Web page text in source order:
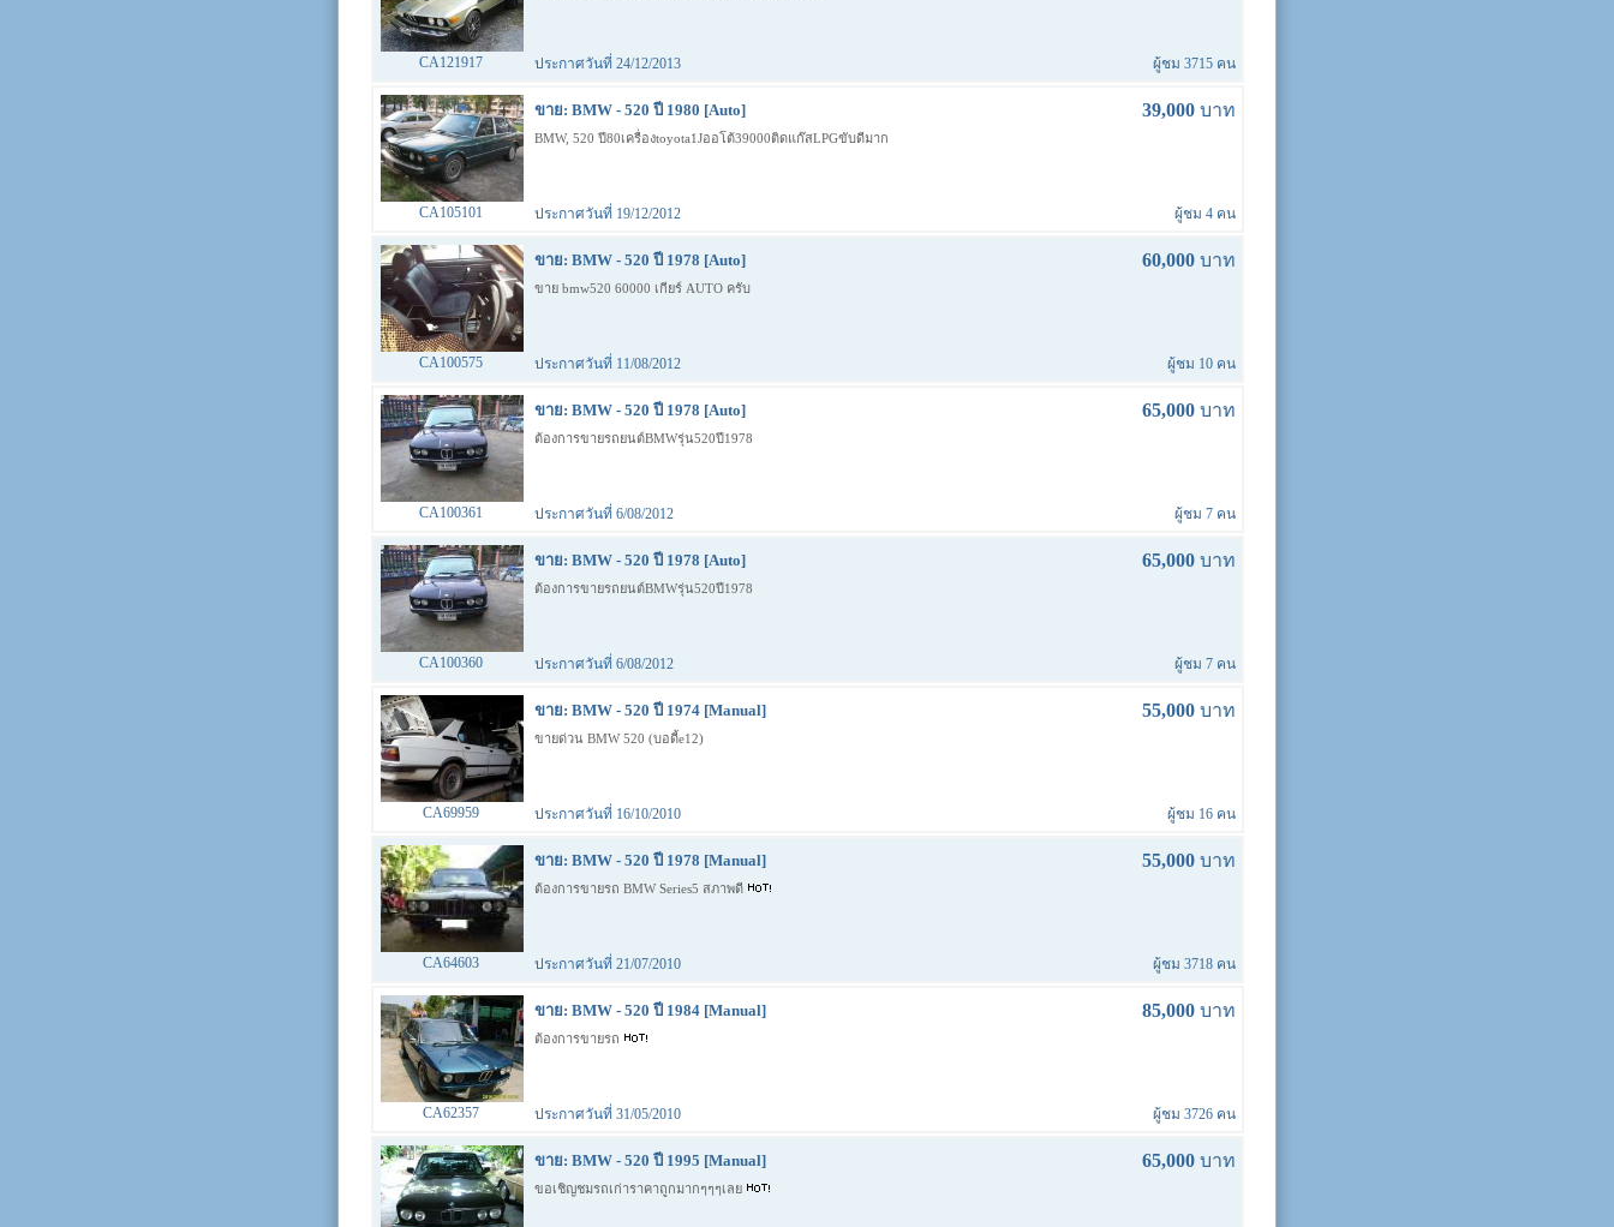
CA121917 ประกาศวันที่ 24/12/2013 ผู้ชม 3715 คน
ขาย: BMW - 520 ปี 1980 [Auto] 39,000บาท
BMW, 520 ปี80เครื่องtoyota1Jออโต้39000ติดแก๊สLPGขับดีมาก
CA105101 ประกาศวันที่ 19/12/2012 ผู้ชม 4 คน
ขาย: BMW - 520 ปี 1978 [Auto] 60,000บาท
ขาย bmw520 60000 เกียร์ AUTO ครับ
CA100575 ประกาศวันที่ 11/08/2012 ผู้ชม 10 คน
ขาย: BMW - 520 ปี 1978 [Auto] 65,000บาท
ต้องการขายรถยนต์BMWรุ่น520ปี1978
CA100361 ประกาศวันที่ 6/08/2012 ผู้ชม 7 คน
ขาย: BMW - 520 ปี 1978 [Auto] 65,000บาท
ต้องการขายรถยนต์BMWรุ่น520ปี1978
CA100360 ประกาศวันที่ 6/08/2012 ผู้ชม 7 คน
ขาย: BMW - 520 ปี 1974 [Manual] 55,000บาท
ขายด่วน BMW 520 (บอดี้e12)
CA69959 ประกาศวันที่ 16/10/2010 ผู้ชม 16 คน
ขาย: BMW - 520 ปี 1978 [Manual] 55,000บาท
ต้องการขายรถ BMW Series5 สภาพดี
CA64603 ประกาศวันที่ 21/07/2010 ผู้ชม 3718 คน
ขาย: BMW - 520 ปี 1984 [Manual] 85,000บาท
ต้องการขายรถ
CA62357 ประกาศวันที่ 31/05/2010 ผู้ชม 3726 คน
ขาย: BMW - 520 ปี 1995 [Manual] 65,000บาท
ขอเชิญชมรถเก่าราคาถูกมากๆๆๆเลย